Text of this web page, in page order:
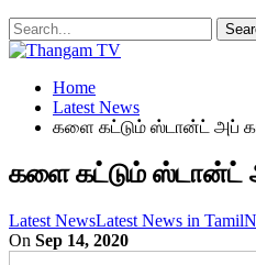
Home
Latest News
களை கட்டும் ஸ்டான்ட் அப்
களை கட்டும் ஸ்டான்ட்
Latest NewsLatest News in Tamil
On Sep 14, 2020